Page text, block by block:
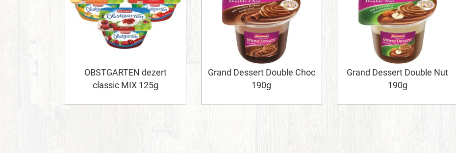
OBSTGARTEN dezert
classic MIX 125g
Grand Dessert Double Choc
190g
Grand Dessert Double Nut
190g